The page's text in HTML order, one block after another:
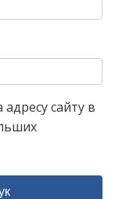
сайту в